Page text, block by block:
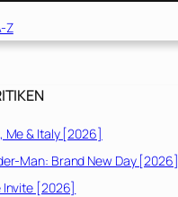
Z
Me & Italy [2026]
Man: Brand New Day [2026]
Invite [2026]